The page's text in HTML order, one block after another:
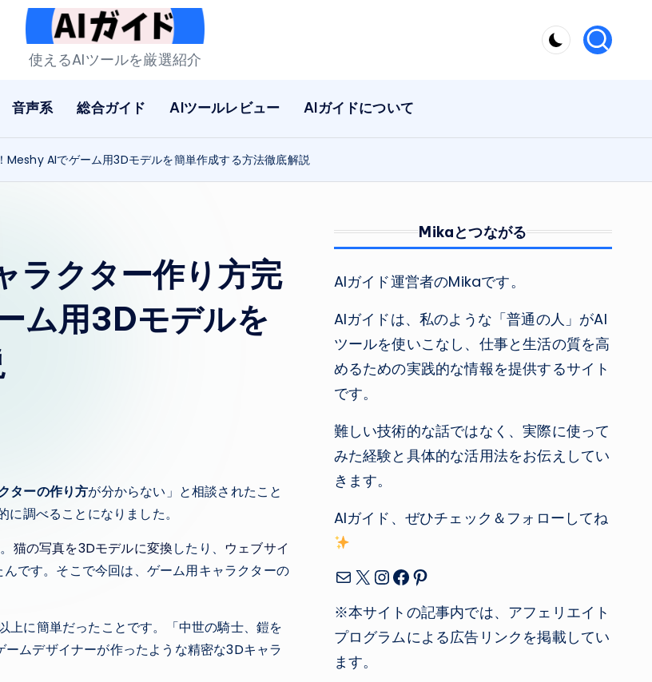
A
ガ
イ
ド
使えるAIツールを厳選紹介
音声系 総合ガイド AIツールレビュー AIガイドについて
Meshy AIでゲーム用3Dモデルを簡単作成する方法徹底解説
ラクター作り方完
ム用3Dモデルを
ターの作り方が分からない」と相談されたこと
調べることになりました。
猫の写真を3Dモデルに変換したり、 ウェブサイ
です。そこで今回は、ゲーム用キャラクターの
上に簡単だったことです。「中世の騎士、鎧を
ムデザイナーが作ったような精密な3Dキャラ
Mikaとつながる
AIガイド運営者のMikaです。
AIガイドは、私のような「普通の人」がAI
ツールを使いこなし、仕事と生活の質を高
めるための実践的な情報を提供するサイト
です。
難しい技術的な話ではなく、実際に使って
みた経験と具体的な活用法をお伝えしてい
きます。
AIガイド、ぜひチェック＆フォローしてね
メールX Instagram
Facebook
Pinterest
※本サイトの記事内では、アフェリエイト
プログラムによる広告リンクを掲載してい
ます。